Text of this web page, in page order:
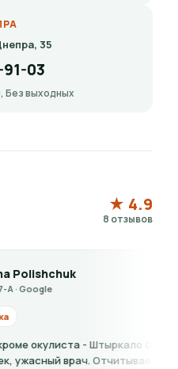
35
03
Без выходных
★ 4.9
8 отзывов
★★★★
О. -
за то
на